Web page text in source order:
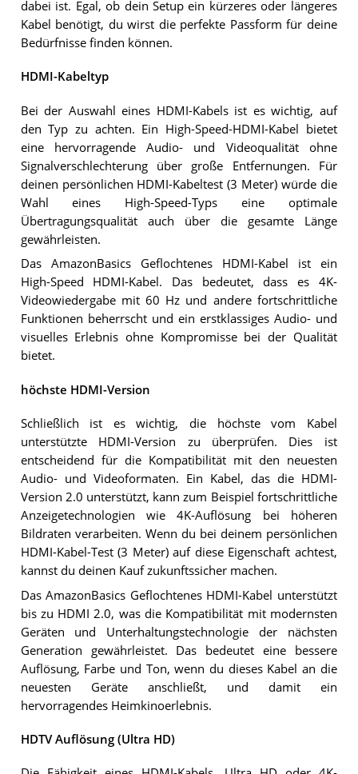
dabei ist. Egal, ob dein Setup ein kürzeres oder längeres
Kabel benötigt, du wirst die perfekte Passform für deine
Bedürfnisse finden können.
HDMI-Kabeltyp
Bei der Auswahl eines HDMI-Kabels ist es wichtig, auf
den Typ zu achten. Ein High-Speed-HDMI-Kabel bietet
eine hervorragende Audio- und Videoqualität ohne
Signalverschlechterung über große Entfernungen. Für
deinen persönlichen HDMI-Kabeltest (3 Meter) würde die
Wahl eines High-Speed-Typs eine optimale
Übertragungsqualität auch über die gesamte Länge
gewährleisten.
Das AmazonBasics Geflochtenes HDMI-Kabel ist ein
High-Speed HDMI-Kabel. Das bedeutet, dass es 4K-
Videowiedergabe mit 60 Hz und andere fortschrittliche
Funktionen beherrscht und ein erstklassiges Audio- und
visuelles Erlebnis ohne Kompromisse bei der Qualität
bietet.
höchste HDMI-Version
Schließlich ist es wichtig, die höchste vom Kabel
unterstützte HDMI-Version zu überprüfen. Dies ist
entscheidend für die Kompatibilität mit den neuesten
Audio- und Videoformaten. Ein Kabel, das die HDMI-
Version 2.0 unterstützt, kann zum Beispiel fortschrittliche
Anzeigetechnologien wie 4K-Auflösung bei höheren
Bildraten verarbeiten. Wenn du bei deinem persönlichen
HDMI-Kabel-Test (3 Meter) auf diese Eigenschaft achtest,
kannst du deinen Kauf zukunftssicher machen.
Das AmazonBasics Geflochtenes HDMI-Kabel unterstützt
bis zu HDMI 2.0, was die Kompatibilität mit modernsten
Geräten und Unterhaltungstechnologie der nächsten
Generation gewährleistet. Das bedeutet eine bessere
Auflösung, Farbe und Ton, wenn du dieses Kabel an die
neuesten Geräte anschließt, und damit ein
hervorragendes Heimkinoerlebnis.
HDTV Auflösung (Ultra HD)